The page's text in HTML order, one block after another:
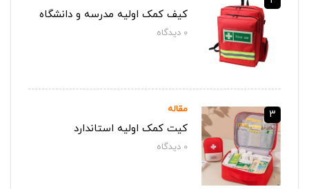
کیف کمک اولیه مدرسه و دانشگاه
0دیدگاه‌
3 مقاله
کیت کمک اولیه استاندارد
0دیدگاه‌